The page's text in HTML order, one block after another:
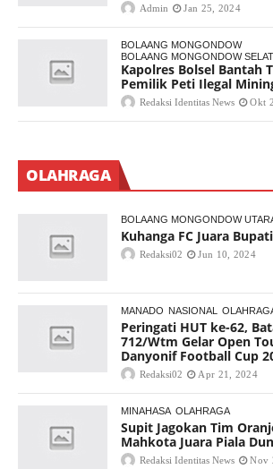
Admin Jan 25, 2024
BOLAANG MONGONDOW
BOLAANG MONGONDOW
Kapolres Bolsel Bantah
Pemilik Peti Ilegal
Redaksi Identitas News Okt
OLAHRAGA
BOLAANG MONGONDOW
Kuhanga FC Juara
Redaksi02 Jun 10, 2024
MANADO NASIONAL
Peringati HUT ke-62,
712/Wtm Gelar Open
Danyonif Football Cup
Redaksi02 Apr 21, 2024
MINAHASA OLAHRAGA
Supit Jagokan Tim
Mahkota Juara Piala
Redaksi Identitas News Nov